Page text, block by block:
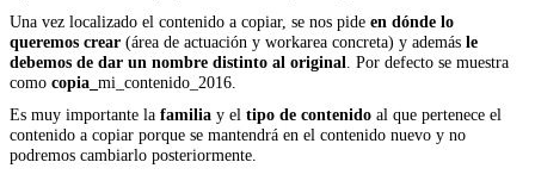
Una vez localizado el contenido a copiar, se nos pide en dónde lo
queremos crear (área de actuación y workarea concreta) y además le
debemos de dar un nombre distinto al original . Por defecto se muestra
como copia_ mi_contenido_2016.
Es muy importante la familia y el tipo de contenido al que pertenece el
contenido a copiar porque se mantendrá en el contenido nuevo y no
podremos cambiarlo posteriormente.